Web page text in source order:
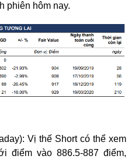
phiên hôm nay.
Vị thế Short có thể xem
điểm vào 886.5-887 điểm,